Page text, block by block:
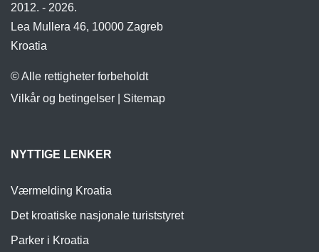
2012. - 2026.
Lea Mullera 46, 10000 Zagreb
Kroatia
© Alle rettigheter forbeholdt
Vilkår og betingelser
Sitemap
NYTTIGE LENKER
Værmelding Kroatia
Det kroatiske nasjonale turiststyret
Parker i Kroatia